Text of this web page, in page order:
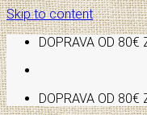
Skip to content
DOPRAVA OD 80€
DOPRAVA OD 80€